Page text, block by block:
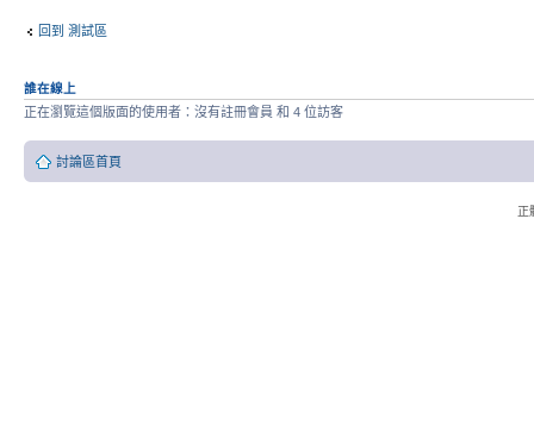
回到 測試區
誰在線上
正在瀏覽這個版面的使用者：沒有註冊會員 和 4 位訪客
討論區首頁
正